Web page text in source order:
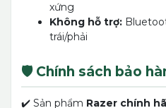
xứng
Không hỗ trợ:
trái/phải
🛡️ Chính sách bảo
✔️ Sản phẩm Razer chính